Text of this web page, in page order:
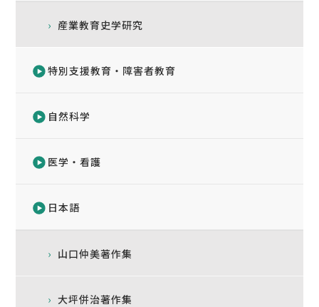
産業教育史学研究
特別支援教育・障害者教育
自然科学
医学・看護
日本語
山口仲美著作集
大坪併治著作集